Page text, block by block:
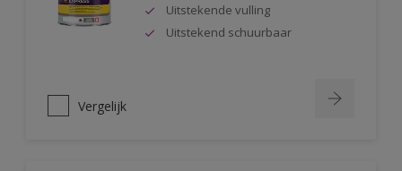
Uitstekende vulling
Uitstekend schuurbaar
Vergelijk